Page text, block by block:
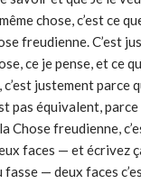
chose, c’est ce
freudienne. C’est
ce je pense, et ce
justement parce
pas équivalent, parce
Chose freudienne,
faces — et écrivez
— deux faces